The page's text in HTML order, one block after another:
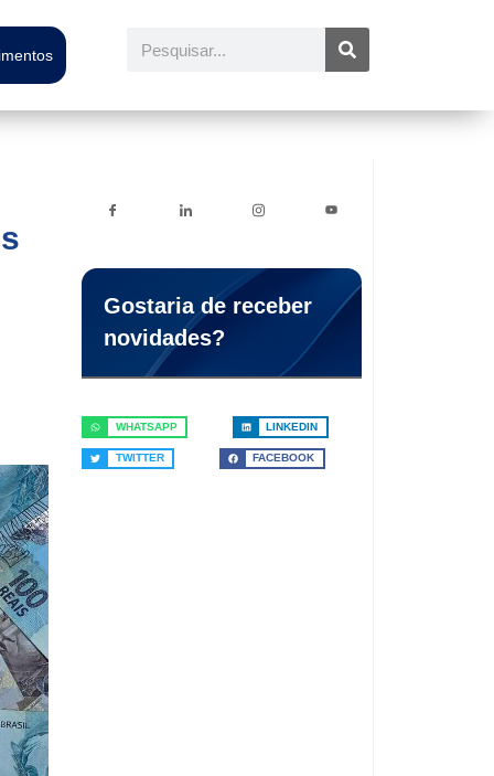
Pesquisar
Gostaria de receber
novidades?
WHATSAPP LINKEDIN
TWITTER FACEBOOK